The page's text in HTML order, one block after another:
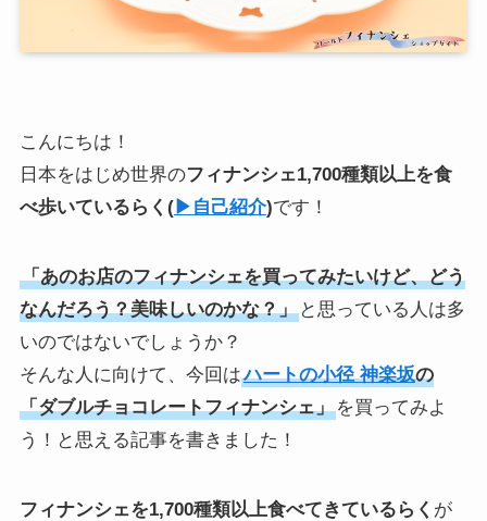
こんにちは！
日本をはじめ世界のフィナンシェ1,700種類以上を食
べ歩いている らく (▶︎自己紹介)です！
「あのお店のフィナンシェを買ってみたいけど、どう
なんだろう？美味しいのかな？」と思っている人は多
いのではないでしょうか？
そんな人に向けて、今回はハートの小径 神楽坂の
「ダブルチョコレートフィナンシェ」を買ってみよ
う！と思える記事を書きました！
フィナンシェを1,700種類以上食べてきているらく が